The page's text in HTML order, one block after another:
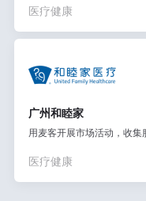
医疗健康
广州和睦家
用麦客开展市场活动，收
医疗健康